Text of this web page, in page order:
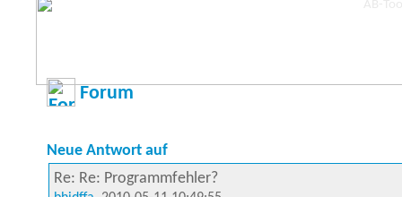
Forum
Neue Antwort auf
Re: Re: Programmfehler?